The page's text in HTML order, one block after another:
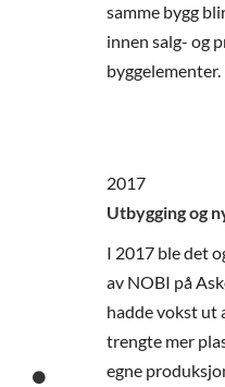
samme bygg
innen salg- og
byggelementer.
2017
Utbygging og
I 2017 ble det
av NOBI på
hadde vokst ut
trengte mer
egne